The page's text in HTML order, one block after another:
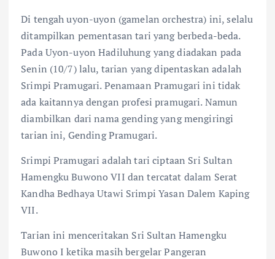
Di tengah uyon-uyon (gamelan orchestra) ini, selalu
ditampilkan pementasan tari yang berbeda-beda.
Pada Uyon-uyon Hadiluhung yang diadakan pada
Senin (10/7) lalu, tarian yang dipentaskan adalah
Srimpi Pramugari. Penamaan Pramugari ini tidak
ada kaitannya dengan profesi pramugari. Namun
diambilkan dari nama gending yang mengiringi
tarian ini, Gending Pramugari.
Srimpi Pramugari adalah tari ciptaan Sri Sultan
Hamengku Buwono VII dan tercatat dalam Serat
Kandha Bedhaya Utawi Srimpi Yasan Dalem Kaping
VII.
Tarian ini menceritakan Sri Sultan Hamengku
Buwono I ketika masih bergelar Pangeran